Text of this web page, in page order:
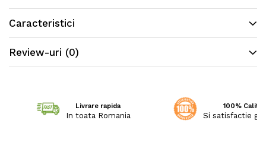
Caracteristici
Review-uri (0)
Livrare rapida
In toata Romania
100%
Si satisfactie